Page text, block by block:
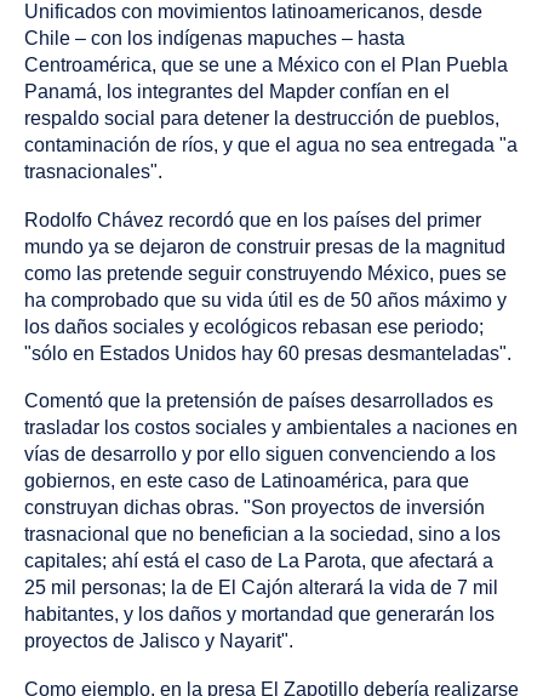
Unificados con movimientos latinoamericanos, desde
Chile – con los indígenas mapuches – hasta
Centroamérica, que se une a México con el Plan Puebla
Panamá, los integrantes del Mapder confían en el
respaldo social para detener la destrucción de pueblos,
contaminación de ríos, y que el agua no sea entregada "a
trasnacionales".
Rodolfo Chávez recordó que en los países del primer
mundo ya se dejaron de construir presas de la magnitud
como las pretende seguir construyendo México, pues se
ha comprobado que su vida útil es de 50 años máximo y
los daños sociales y ecológicos rebasan ese periodo;
"sólo en Estados Unidos hay 60 presas desmanteladas".
Comentó que la pretensión de países desarrollados es
trasladar los costos sociales y ambientales a naciones en
vías de desarrollo y por ello siguen convenciendo a los
gobiernos, en este caso de Latinoamérica, para que
construyan dichas obras. "Son proyectos de inversión
trasnacional que no benefician a la sociedad, sino a los
capitales; ahí está el caso de La Parota, que afectará a
25 mil personas; la de El Cajón alterará la vida de 7 mil
habitantes, y los daños y mortandad que generarán los
proyectos de Jalisco y Nayarit".
Como ejemplo, en la presa El Zapotillo debería realizarse